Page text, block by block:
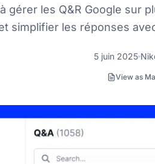
gérer les Q&R Google sur
simplifier les réponses
5 juin 2025
View as